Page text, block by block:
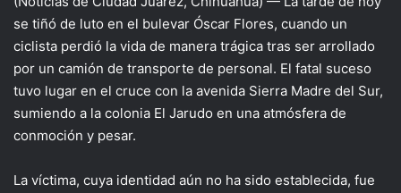
se tiñó de luto en el bulevar Óscar Flores, cuando un
ciclista perdió la vida de manera trágica tras ser arrollado
por un camión de transporte de personal. El fatal suceso
tuvo lugar en el cruce con la avenida Sierra Madre del Sur,
sumiendo a la colonia El Jarudo en una atmósfera de
conmoción y pesar.
La víctima, cuya identidad aún no ha sido establecida, fue